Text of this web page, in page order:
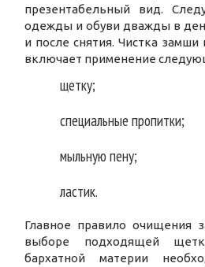
презентабельный вид.
одежды и обуви дважды в
и после снятия. Чистка
включает применение
щетку;
специальные пропитки;
мыльную пену;
ластик.
Главное правило очищения
выборе подходящей
бархатной материи